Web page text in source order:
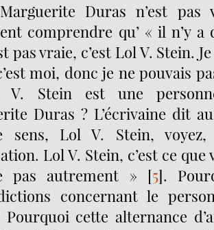
Duras n’est
comprendre qu’ « il n’y a
pas vraie, c’est Lol V. Stein.
moi, donc je ne pouvais
Stein est une
Duras ? L’écrivaine dit
sens, Lol V. Stein,
Lol V. Stein, c’est ce que
pas autrement » [5].
concernant le
Pourquoi cette alternance